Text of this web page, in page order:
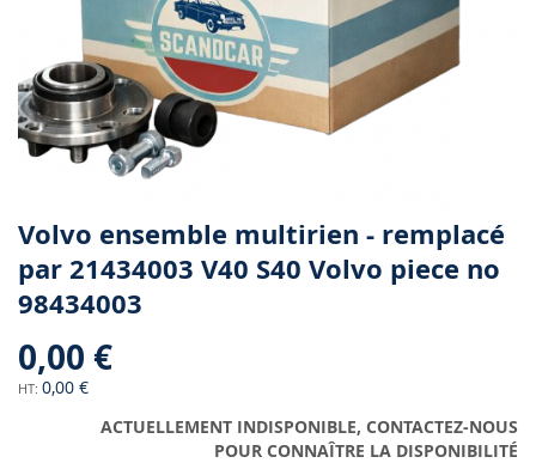
Skip
to
the
beginning
the
images
gallery
Volvo ensemble multirien - remplacé
par 21434003 V40 S40 Volvo piece no
98434003
0,00 €
0,00 €
ACTUELLEMENT INDISPONIBLE, CONTACTEZ-NOUS
POUR CONNAÎTRE LA DISPONIBILITÉ